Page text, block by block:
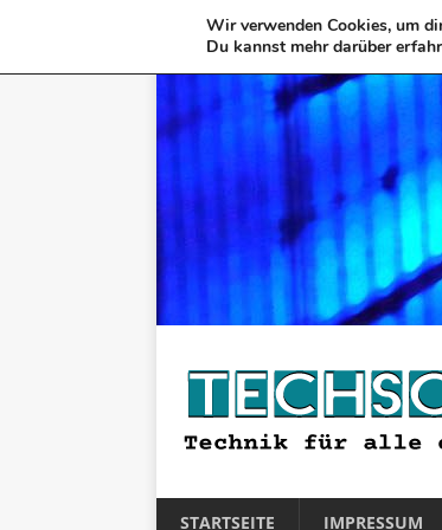
STARTSEITE IMPRESSUM
Wir verwenden Cookies, um
Du kannst mehr darüber